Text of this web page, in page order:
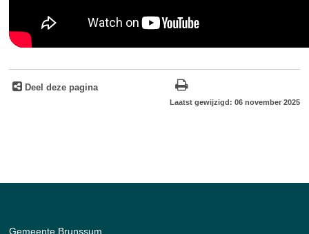
Deel deze pagina
Laatst gewijzigd: 06 november 2025
Gemeente Brunssum